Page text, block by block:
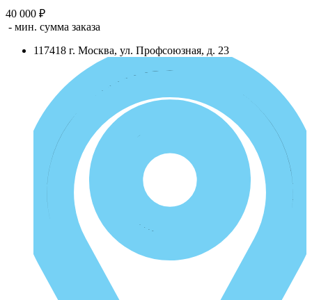
40 000 ₽
- мин. сумма заказа
117418 г. Москва, ул. Профсоюзная, д. 23